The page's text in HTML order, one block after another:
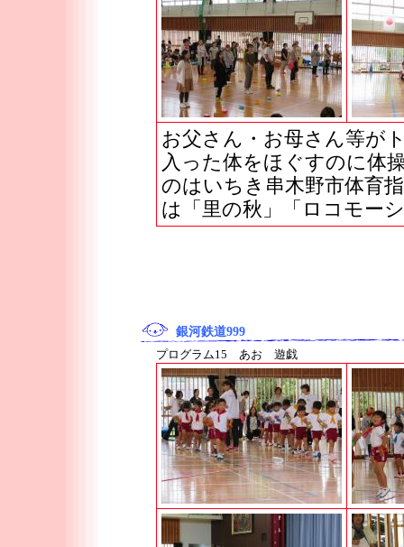
お父さん・お母さん等が
入った体をほぐすのに体
のはいちき串木野市体育
は「里の秋」「ロコモー
銀河鉄道999
プログラム15 あお 遊戯